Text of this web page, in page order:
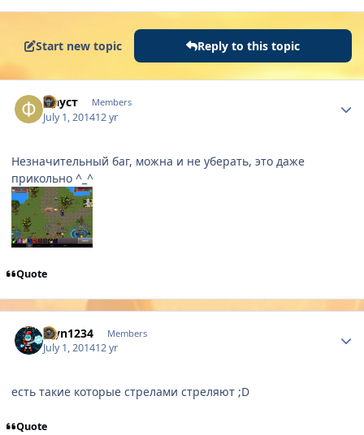
Start new topic Reply to this topic
Фауст Members
July 1, 201412 yr
Незначительный баг, можна и не уберать, это даже
прикольно ^_^
Quote
Tryn1234 Members
July 1, 201412 yr
есть такие которые стрелами стреляют ;D
Quote